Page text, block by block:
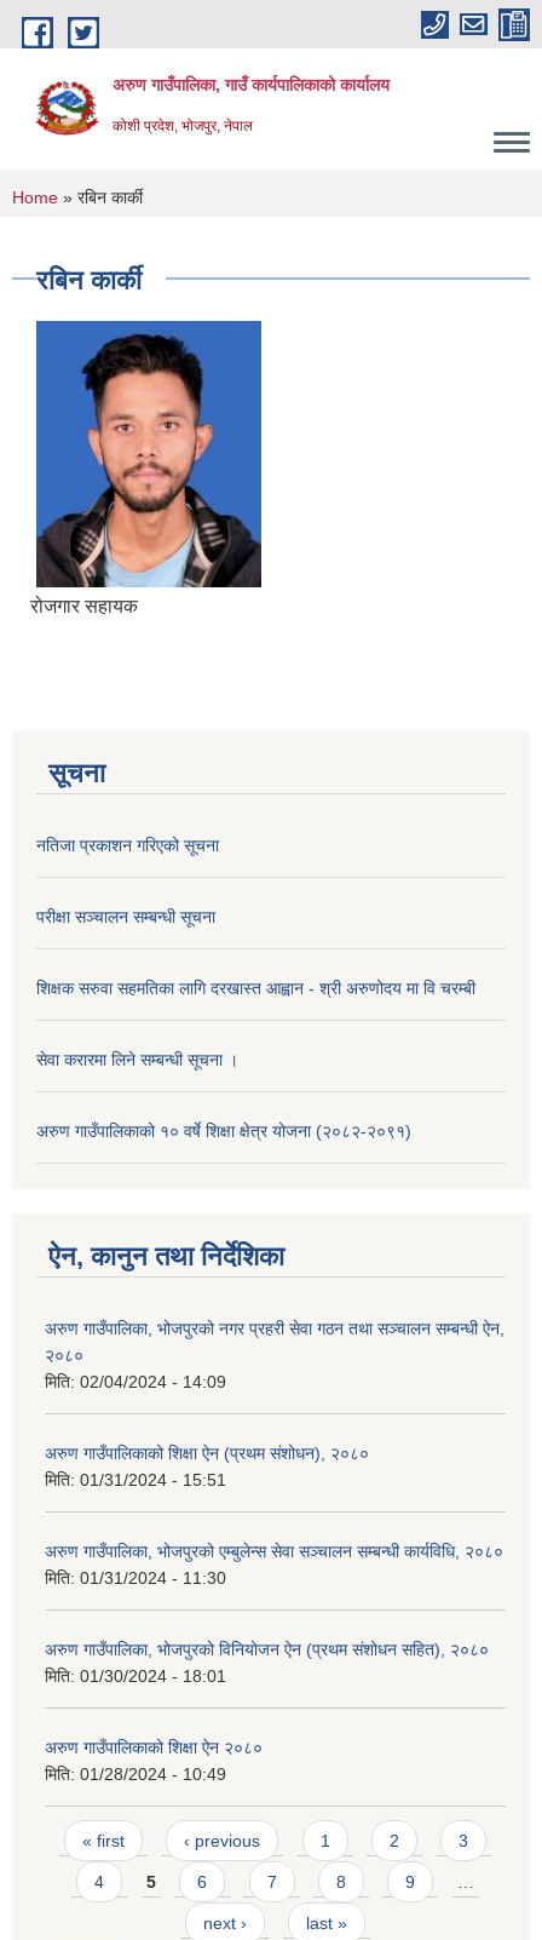
Skip to main content
अरुण गाउँपालिका, गाउँ कार्यपालिकाको कार्यालय
कोशी प्रदेश, भोजपुर, नेपाल
You are here
Home » रबिन कार्की
रबिन कार्की
रोजगार सहायक
सूचना
नतिजा प्रकाशन गरिएको सूचना
परीक्षा सञ्चालन सम्बन्धी सूचना
शिक्षक सरुवा सहमतिका लागि दरखास्त आह्वान - श्री अरुणोदय मा वि चरम्बी
सेवा करारमा लिने सम्बन्धी सूचना ।
अरुण गाउँपालिकाको १० वर्षे शिक्षा क्षेत्र योजना (२०८२-२०९१)
ऐन, कानुन तथा निर्देशिका
अरुण गाउँपालिका, भोजपुरको नगर प्रहरी सेवा गठन तथा सञ्‍चालन सम्बन्धी ऐन,
२०८०
मिति: 02/04/2024 - 14:09
अरुण गाउँपालिकाको शिक्षा ऐन (प्रथम संशोधन), २०८०
मिति: 01/31/2024 - 15:51
अरुण गाउँपालिका, भोजपुरको एम्बुलेन्स सेवा सञ्चालन सम्बन्धी कार्यविधि, २०८०
मिति: 01/31/2024 - 11:30
अरुण गाउँपालिका, भोजपुरको विनियोजन ऐन (प्रथम संशोधन सहित), २०८०
मिति: 01/30/2024 - 18:01
अरुण गाउँपालिकाको शिक्षा ऐन २०८०
मिति: 01/28/2024 - 10:49
Pages
« first ‹ previous 1 2 3
4 5 6 7 8 9
next › last »